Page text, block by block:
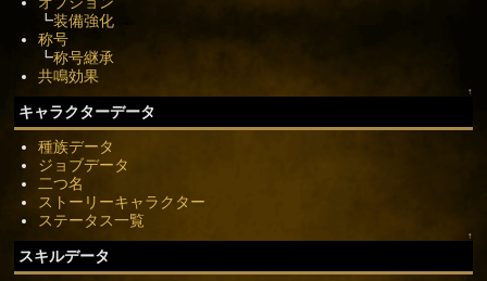
┗装備強化
称号
┗称号継承
共鳴効果
↑
キャラクターデータ
種族データ
ジョブデータ
二つ名
ストーリーキャラクター
ステータス一覧
↑
スキルデータ